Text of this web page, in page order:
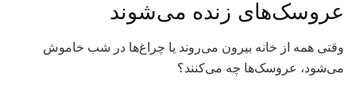
عروسک‌های زنده می‌شوند
وقتی همه از خانه بیرون می‌روند یا چراغ‌ها در شب خاموش
می‌شود، عروسک‌ها چه می‌کنند؟